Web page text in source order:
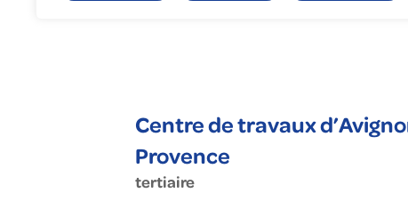
Centre de travaux
Provence
tertiaire